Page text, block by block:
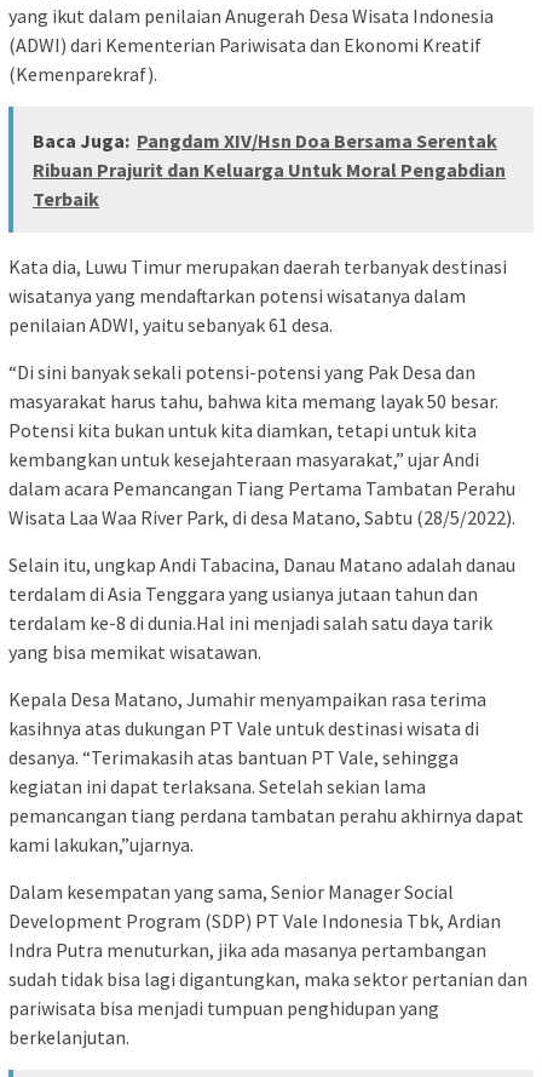
yang ikut dalam penilaian Anugerah Desa Wisata Indonesia
(ADWI) dari Kementerian Pariwisata dan Ekonomi Kreatif
(Kemenparekraf).
Baca Juga: Pangdam XIV/Hsn Doa Bersama Serentak
Ribuan Prajurit dan Keluarga Untuk Moral Pengabdian
Terbaik
Kata dia, Luwu Timur merupakan daerah terbanyak destinasi
wisatanya yang mendaftarkan potensi wisatanya dalam
penilaian ADWI, yaitu sebanyak 61 desa.
“Di sini banyak sekali potensi-potensi yang Pak Desa dan
masyarakat harus tahu, bahwa kita memang layak 50 besar.
Potensi kita bukan untuk kita diamkan, tetapi untuk kita
kembangkan untuk kesejahteraan masyarakat,” ujar Andi
dalam acara Pemancangan Tiang Pertama Tambatan Perahu
Wisata Laa Waa River Park, di desa Matano, Sabtu (28/5/2022).
Selain itu, ungkap Andi Tabacina, Danau Matano adalah danau
terdalam di Asia Tenggara yang usianya jutaan tahun dan
terdalam ke-8 di dunia.Hal ini menjadi salah satu daya tarik
yang bisa memikat wisatawan.
Kepala Desa Matano, Jumahir menyampaikan rasa terima
kasihnya atas dukungan PT Vale untuk destinasi wisata di
desanya. “Terimakasih atas bantuan PT Vale, sehingga
kegiatan ini dapat terlaksana. Setelah sekian lama
pemancangan tiang perdana tambatan perahu akhirnya dapat
kami lakukan,”ujarnya.
Dalam kesempatan yang sama, Senior Manager Social
Development Program (SDP) PT Vale Indonesia Tbk, Ardian
Indra Putra menuturkan, jika ada masanya pertambangan
sudah tidak bisa lagi digantungkan, maka sektor pertanian dan
pariwisata bisa menjadi tumpuan penghidupan yang
berkelanjutan.